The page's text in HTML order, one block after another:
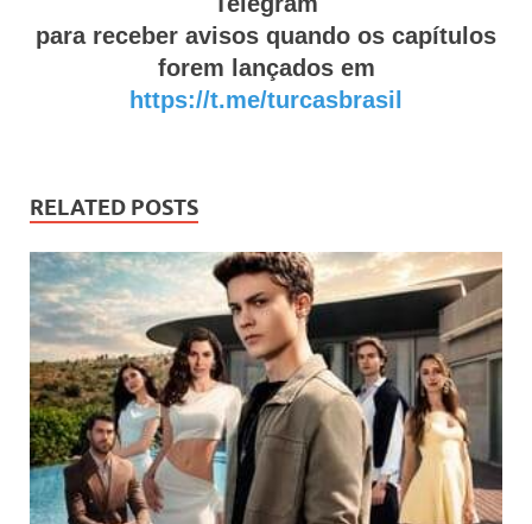
para receber avisos quando os capítulos
forem lançados em
https://t.me/turcasbrasil
RELATED POSTS